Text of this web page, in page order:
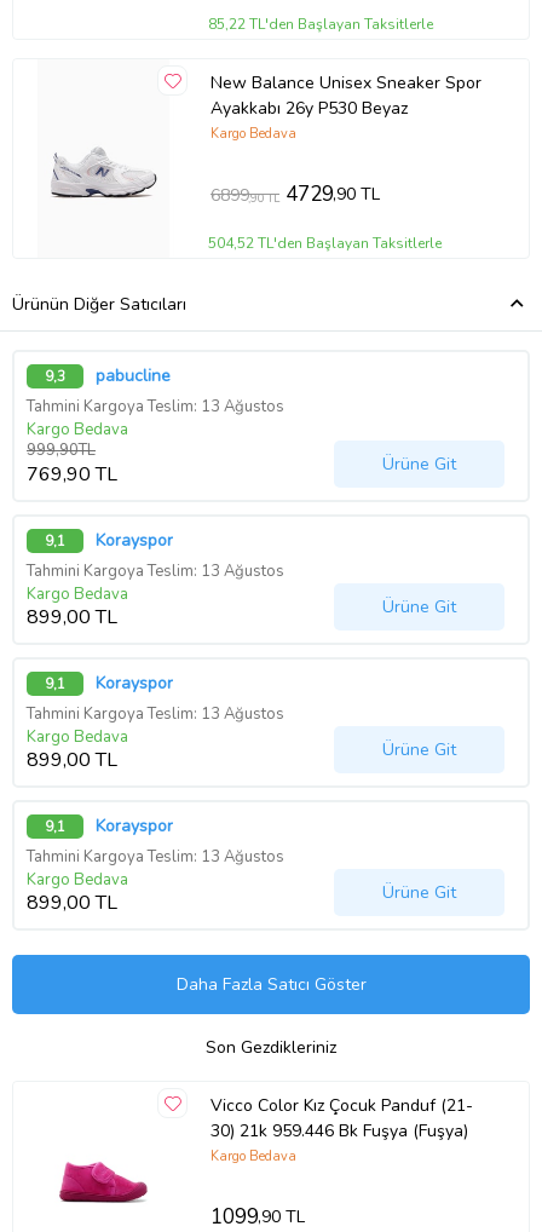
85,22 TL'den Başlayan Taksitlerle
New Balance Unisex Sneaker Spor
Ayakkabı 26y P530 Beyaz
Kargo Bedava
6899,90 TL 4729,90 TL
504,52 TL'den Başlayan Taksitlerle
Ürünün Diğer Satıcıları
9,3 pabucline
Tahmini Kargoya Teslim: 13 Ağustos
Kargo Bedava
999,90TL
769,90 TL Ürüne Git
9,1 Korayspor
Tahmini Kargoya Teslim: 13 Ağustos
Kargo Bedava
899,00 TL Ürüne Git
9,1 Korayspor
Tahmini Kargoya Teslim: 13 Ağustos
Kargo Bedava
899,00 TL Ürüne Git
9,1 Korayspor
Tahmini Kargoya Teslim: 13 Ağustos
Kargo Bedava
899,00 TL Ürüne Git
Daha Fazla Satıcı Göster
Son Gezdikleriniz
Vicco Color Kız Çocuk Panduf (21-
30) 21k 959.446 Bk Fuşya (Fuşya)
Kargo Bedava
1099,90 TL